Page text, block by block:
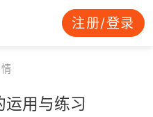
注册/登录
运用与练习